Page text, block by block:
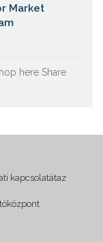
Market
here Share
kapcsolatátaz